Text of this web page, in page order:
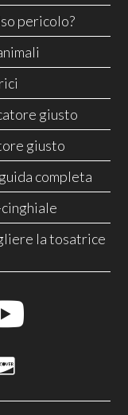
pericolo?
giusto
giusto
completa
la tosatrice